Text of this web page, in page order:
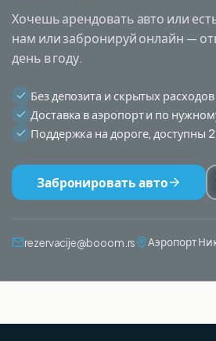
Хочешь арендовать авто или
нам или забронируй онлайн —
день в году.
Без депозита и скрытых расходов
Доставка в аэропорт и по
Поддержка на дороге, доступны
Забронировать авто
rezervacije@booom.rs Аэропорт